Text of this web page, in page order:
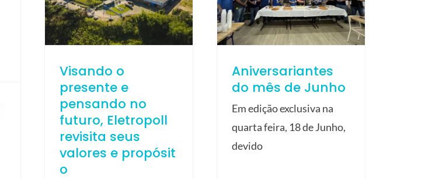
Visando o
presente e
pensando no
futuro, Eletropoll
revisita seus
valores e propósit
o
Aniversariantes
do mês de Junho
Em edição exclusiva na
quarta feira, 18 de Junho,
devido